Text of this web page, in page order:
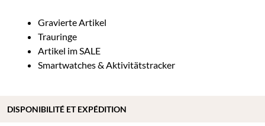
Gravierte Artikel
Trauringe
Artikel im SALE
Smartwatches & Aktivitätstracker
DISPONIBILITÉ ET EXPÉDITION